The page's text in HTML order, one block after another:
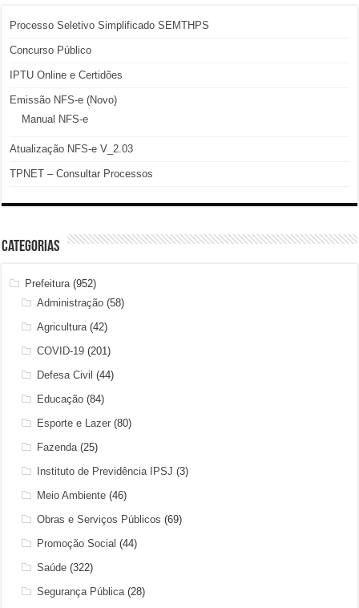
Processo Seletivo Simplificado SEMTHPS
Concurso Público
IPTU Online e Certidões
Emissão NFS-e (Novo)
Manual NFS-e
Atualização NFS-e V_2.03
TPNET – Consultar Processos
Categorias
Prefeitura(952)
Administração (58)
Agricultura(42)
COVID-19 (201)
Defesa Civil (44)
Educação (84)
Esporte e Lazer (80)
Fazenda(25)
Instituto de Previdência IPSJ (3)
Meio Ambiente (46)
Obras e Serviços Públicos (69)
Promoção Social (44)
Saúde (322)
Segurança Pública(28)